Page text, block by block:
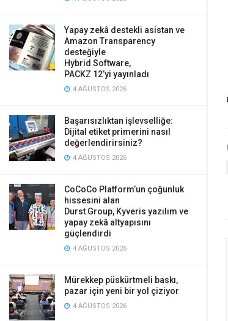
Yapay zekâ destekli asistan ve
Amazon Transparency
desteğiyle
Hybrid Software,
PACKZ 12’yi yayınladı
4 AĞUSTOS 2026
Başarısızlıktan işlevselliğe:
Dijital etiket primerini nasıl
değerlendirirsiniz?
4 AĞUSTOS 2026
CoCoCo Platform’un çoğunluk
hissesini alan
Durst Group, Kyveris yazılım ve
yapay zekâ altyapısını
güçlendirdi
4 AĞUSTOS 2026
Mürekkep püskürtmeli baskı,
pazar için yeni bir yol çiziyor
4 AĞUSTOS 2026